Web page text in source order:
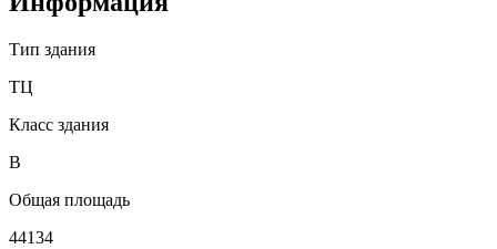
Тип здания
ТЦ
Класс здания
B
Общая площадь
44134